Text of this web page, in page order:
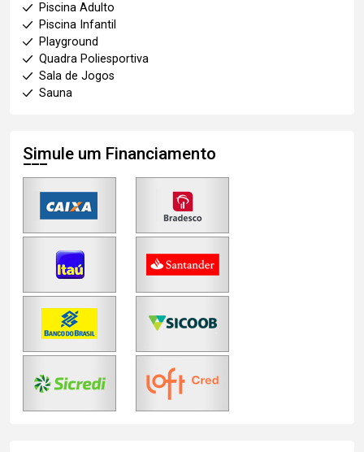
Piscina Adulto
Piscina Infantil
Playground
Quadra Poliesportiva
Sala de Jogos
Sauna
Simule um Financiamento